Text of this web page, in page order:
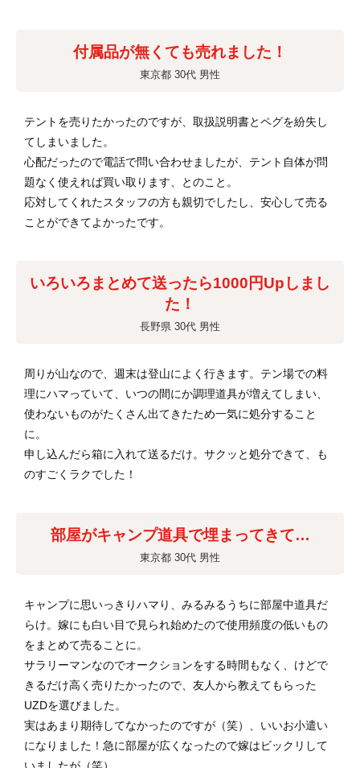
付属品が無くても売れました！
東京都 30代 男性
テントを売りたかったのですが、取扱説明書とペグを紛失し
てしまいました。
心配だったので電話で問い合わせましたが、テント自体が問
題なく使えれば買い取ります、とのこと。
応対してくれたスタッフの方も親切でしたし、安心して売る
ことができてよかったです。
いろいろまとめて送ったら1000円Upしまし
た！
長野県 30代 男性
周りが山なので、週末は登山によく行きます。テン場での料
理にハマっていて、いつの間にか調理道具が増えてしまい、
使わないものがたくさん出てきたため一気に処分すること
に。
申し込んだら箱に入れて送るだけ。サクッと処分できて、も
のすごくラクでした！
部屋がキャンプ道具で埋まってきて…
東京都 30代 男性
キャンプに思いっきりハマり、みるみるうちに部屋中道具だ
らけ。嫁にも白い目で見られ始めたので使用頻度の低いもの
をまとめて売ることに。
サラリーマンなのでオークションをする時間もなく、けどで
きるだけ高く売りたかったので、友人から教えてもらった
UZDを選びました。
実はあまり期待してなかったのですが（笑）、いいお小遣い
になりました！急に部屋が広くなったので嫁はビックリして
いましたが（笑）